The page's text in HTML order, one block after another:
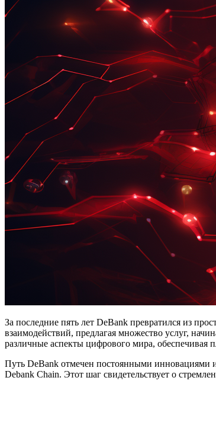
За последние пять лет DeBank превратился из
взаимодействий, предлагая множество услуг,
различные аспекты цифрового мира, обеспечивая
Путь DeBank отмечен постоянными инновациями
Debank Chain. Этот шаг свидетельствует о